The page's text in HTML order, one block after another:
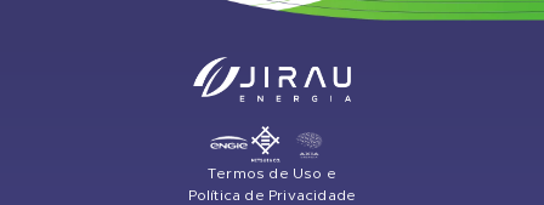
Termos de Uso e
Política de Privacidade